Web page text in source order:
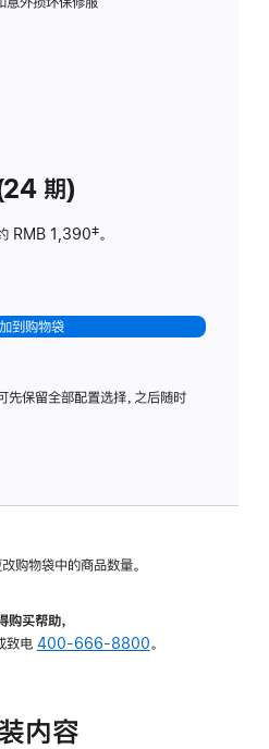
期)
约 RMB 1,390脚
‡。
到购物袋
先保留全部配置选择，之后随时
购物袋中的商品数量。
购买帮助，
致电 400-666-8800。
内容